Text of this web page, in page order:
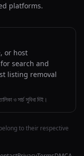
platforms.
or host
search and
listing removal
ও সার্চ সুবিধা দিই।
to their respective